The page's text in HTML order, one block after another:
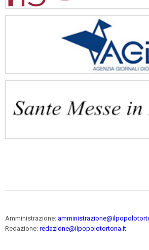
Amministrazione:
Redazione: redazione@ilpopolotortona.it